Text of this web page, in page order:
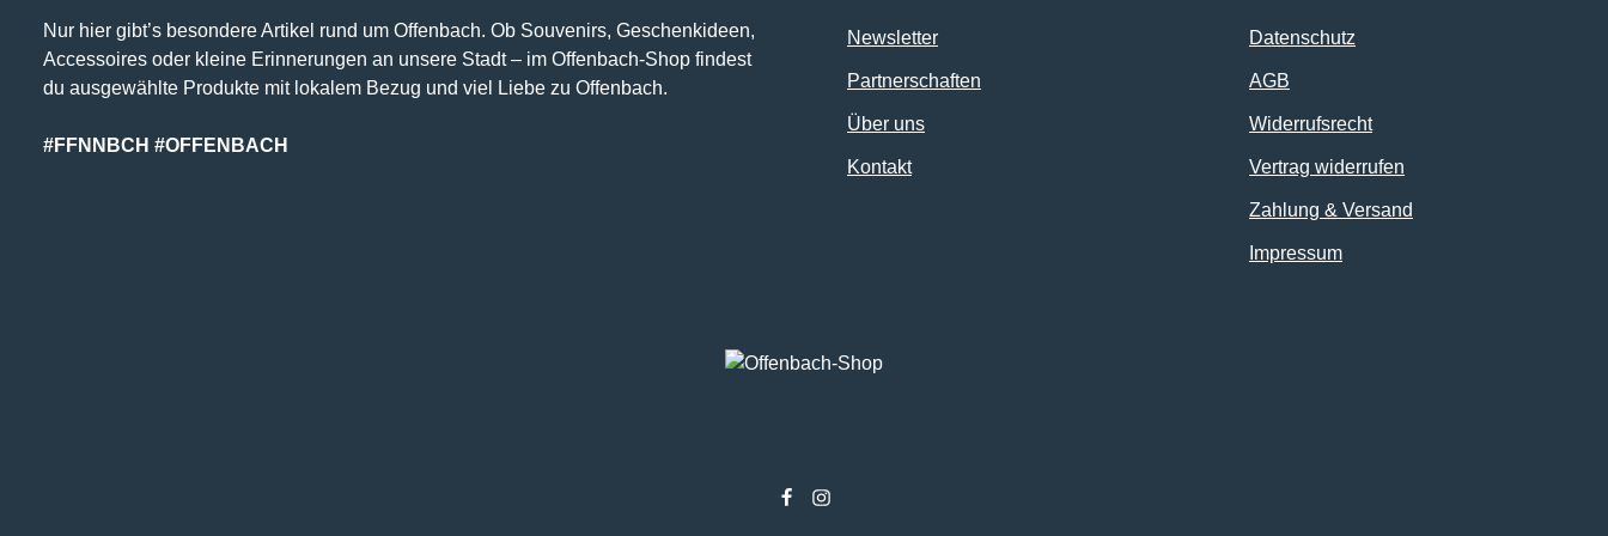
Nur hier gibt’s besondere Artikel rund um Offenbach. Ob Souvenirs, Geschenkideen,
Accessoires oder kleine Erinnerungen an unsere Stadt – im Offenbach-Shop findest
du ausgewählte Produkte mit lokalem Bezug und viel Liebe zu Offenbach.
#FFNNBCH #OFFENBACH
Newsletter
Partnerschaften
Über uns
Kontakt
Datenschutz
AGB
Widerrufsrecht
Vertrag widerrufen
Zahlung & Versand
Impressum